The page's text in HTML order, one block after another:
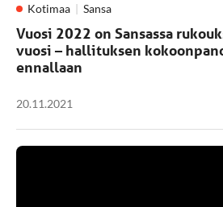
Kotimaa Sansa
Vuosi 2022 on Sansassa
vuosi – hallituksen
ennallaan
20.11.2021